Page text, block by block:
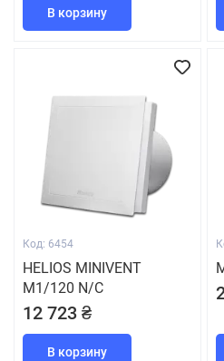
В корзину
Код: 6454
HELIOS MINIVENT
M1/120 N/C
12 723 ₴
В корзину